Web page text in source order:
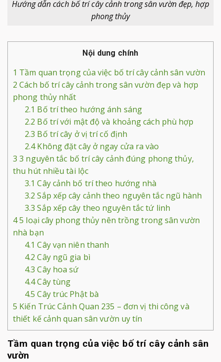
Hướng dẫn cách bố trí cây cảnh trong sân vườn đẹp, hợp
phong thủy
Nội dung chính
1 Tầm quan trọng của việc bố trí cây cảnh sân vườn
2 Cách bố trí cây cảnh trong sân vườn đẹp và hợp
phong thủy nhất
2.1 Bố trí theo hướng ánh sáng
2.2 Bố trí với mật độ và khoảng cách phù hợp
2.3 Bố trí cây ở vị trí cố định
2.4Không đặt cây ở ngay cửa ra vào
3 3 nguyên tắc bố trí cây cảnh đúng phong thủy,
thu hút nhiều tài lộc
3.1 Cây cảnh bố trí theo hướng nhà
3.2 Sắp xếp cây cảnh theo nguyên tắc ngũ hành
3.3 Sắp xếp cây theo nguyên tắc tứ linh
45 loại cây phong thủy nên trồng trong sân vườn
nhà bạn
4.1 Cây vạn niên thanh
4.2 Cây ngũ gia bì
4.3 Cây hoa sứ
4.4Cây tùng
4.5 Cây trúc Phật bà
5 Kiến Trúc Cảnh Quan 235 – đơn vị thi công và
thiết kế cảnh quan sân vườn uy tín
Tầm quan trọng của việc bố trí cây cảnh sân
vườn